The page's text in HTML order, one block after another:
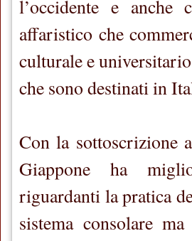
l’occidente e
affaristico che
culturale e
che sono destinati in
Con la sottoscrizione
Giappone ha
riguardanti la pratica
sistema consolare